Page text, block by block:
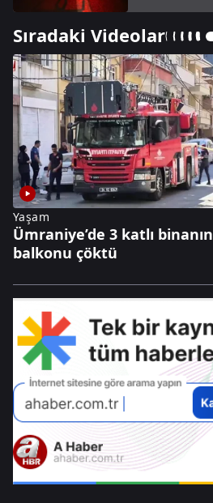
Sıradaki Videolar
Yaşam
Ümraniye’de 3 katlı binanın
balkonu çöktü